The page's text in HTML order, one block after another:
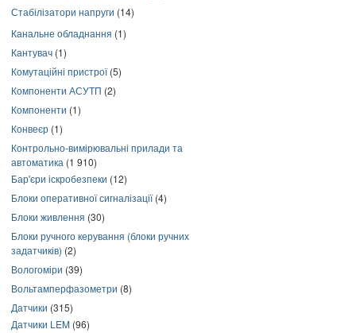
Стабілізатори напруги (14)
Канальне обладнання (1)
Кантувач (1)
Комутаційні пристрої(5)
Компоненти АСУТП (2)
Компоненти (1)
Конвеєр (1)
Контрольно-вимірювальні прилади та
автоматика (1 910)
Бар'єри іскробезпеки (12)
Блоки оперативної сигналізації(4)
Блоки живлення (30)
Блоки ручного керування (блоки ручних
задатчиків) (2)
Вологоміри (39)
Вольтамперфазометри (8)
Датчики (315)
Датчики LEM (96)